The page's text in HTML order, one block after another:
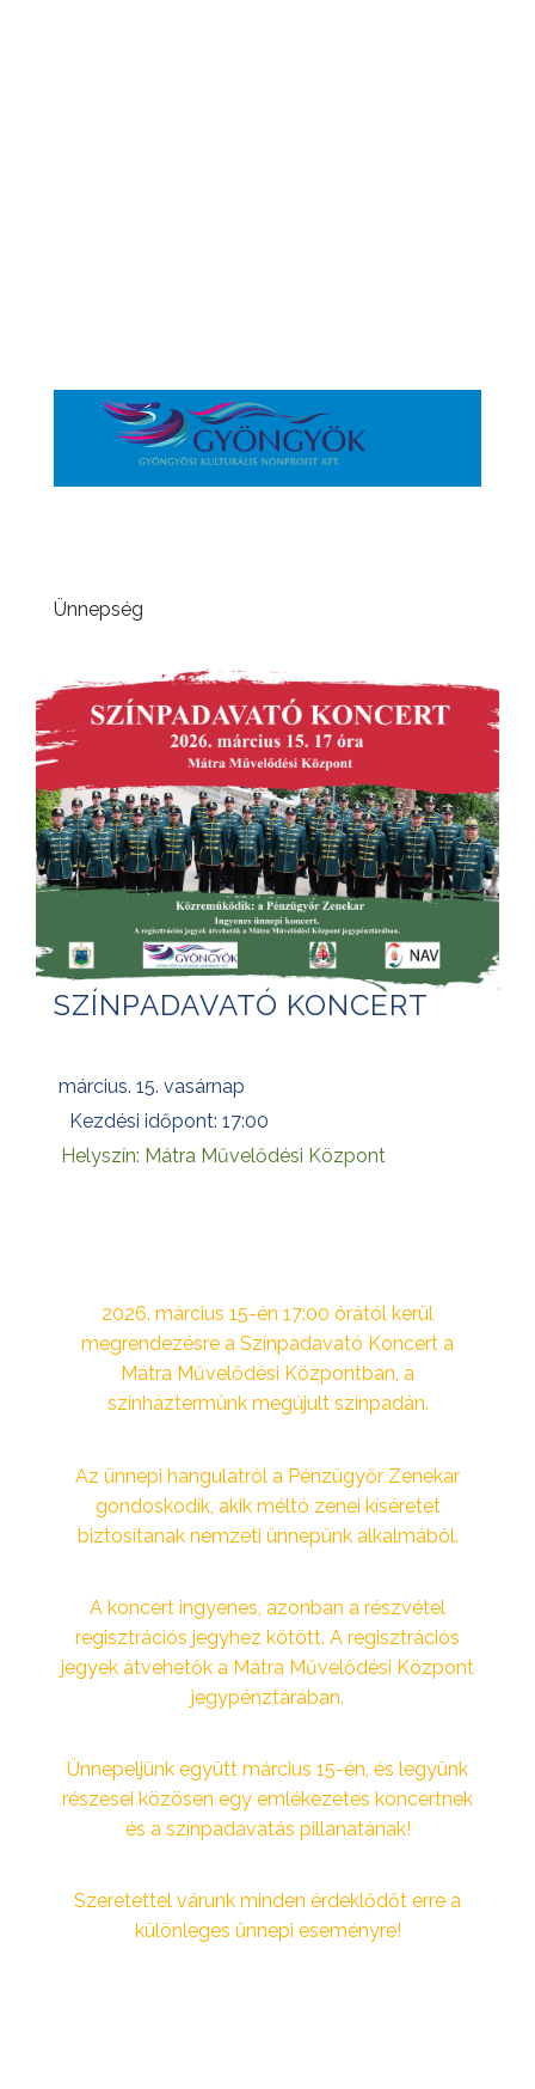
Ünnepség
SZÍNPADAVATÓ KONCERT
március. 15. vasárnap
Kezdési időpont: 17:00
Helyszín: Mátra Művelődési Központ
2026. március 15-én 17:00 órától kerül
megrendezésre a Színpadavató Koncert a
Mátra Művelődési Központban, a
színháztermünk megújult színpadán.
Az ünnepi hangulatról a Pénzügyőr Zenekar
gondoskodik, akik méltó zenei kíséretet
biztosítanak nemzeti ünnepünk alkalmából.
A koncert ingyenes, azonban a részvétel
regisztrációs jegyhez kötött. A regisztrációs
jegyek átvehetők a Mátra Művelődési Központ
jegypénztárában.
Ünnepeljünk együtt március 15-én, és legyünk
részesei közösen egy emlékezetes koncertnek
és a színpadavatás pillanatának!
Szeretettel várunk minden érdeklődőt erre a
különleges ünnepi eseményre!